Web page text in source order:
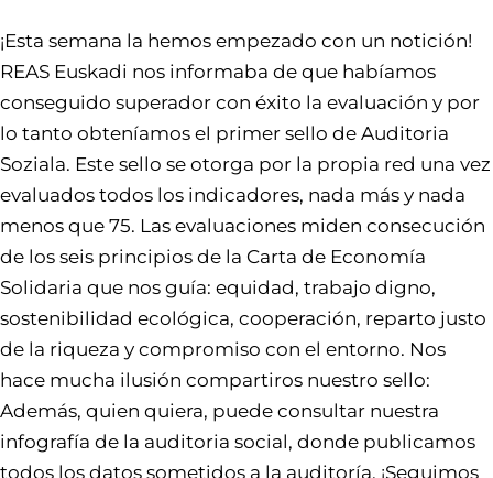
¡Esta semana la hemos empezado con un notición!
REAS Euskadi nos informaba de que habíamos
conseguido superador con éxito la evaluación y por
lo tanto obteníamos el primer sello de Auditoria
Soziala. Este sello se otorga por la propia red una vez
evaluados todos los indicadores, nada más y nada
menos que 75. Las evaluaciones miden consecución
de los seis principios de la Carta de Economía
Solidaria que nos guía: equidad, trabajo digno,
sostenibilidad ecológica, cooperación, reparto justo
de la riqueza y compromiso con el entorno. Nos
hace mucha ilusión compartiros nuestro sello:
Además, quien quiera, puede consultar nuestra
infografía de la auditoria social, donde publicamos
todos los datos sometidos a la auditoría. ¡Seguimos